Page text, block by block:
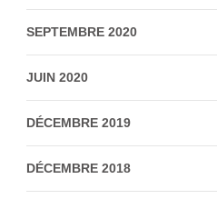
SEPTEMBRE 2020
JUIN 2020
DÉCEMBRE 2019
DÉCEMBRE 2018